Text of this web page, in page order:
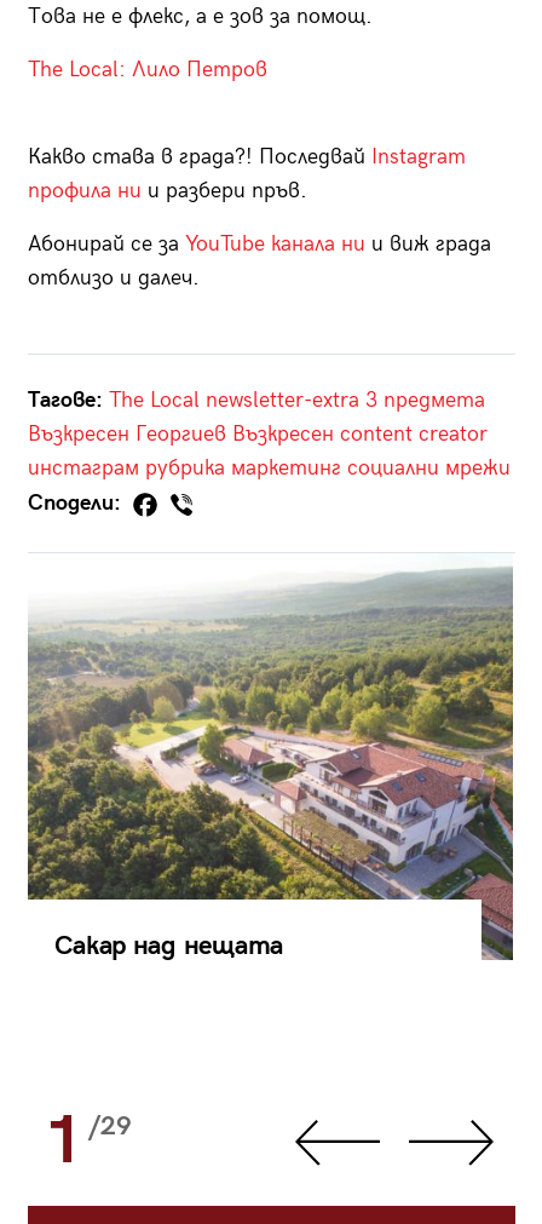
Това не е флекс, а е зов за помощ.
The Local: Лило Петров
Какво става в града?! Последвай Instagram
профила ни и разбери пръв.
Абонирай се за YouTube канала ни и виж града
отблизо и далеч.
Тагове: The Local newsletter-extra 3 предмета
Възкресен Георгиев Възкресен content creator
инстаграм рубрика маркетинг социални мрежи
Сподели:
Сакар над нещата
1 /29